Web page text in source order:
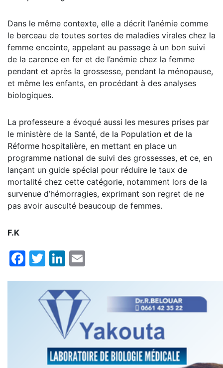
Dans le même contexte, elle a décrit l’anémie comme
le berceau de toutes sortes de maladies virales chez la
femme enceinte, appelant au passage à un bon suivi
de la carence en fer et de l’anémie chez la femme
pendant et après la grossesse, pendant la ménopause,
et même les enfants, en procédant à des analyses
biologiques.
La professeure a évoqué aussi les mesures prises par
le ministère de la Santé, de la Population et de la
Réforme hospitalière, en mettant en place un
programme national de suivi des grossesses, et ce, en
lançant un guide spécial pour réduire le taux de
mortalité chez cette catégorie, notamment lors de la
survenue d’hémorragies, exprimant son regret de ne
pas avoir ausculté beaucoup de femmes.
F.K
Facebook
TwitterLinkedIn